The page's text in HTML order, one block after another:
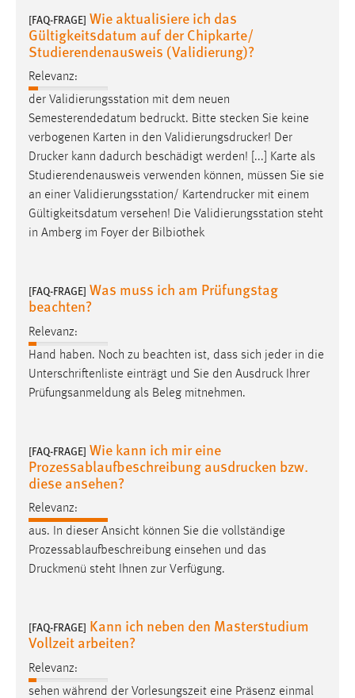
[FAQ-FRAGE] Wie aktualisiere ich das
Gültigkeitsdatum auf der Chipkarte/
Studierendenausweis (Validierung)?
Relevanz:
der Validierungsstation mit dem neuen
Semesterendedatum bedruckt. Bitte stecken Sie keine
verbogenen Karten in den Validierungsdrucker! Der
Drucker kann dadurch beschädigt werden! [...] Karte als
Studierendenausweis verwenden können, müssen Sie sie
an einer Validierungsstation/ Kartendrucker mit einem
Gültigkeitsdatum versehen! Die Validierungsstation steht
in Amberg im Foyer der Bilbiothek
[FAQ-FRAGE] Was muss ich am Prüfungstag
beachten?
Relevanz:
Hand haben. Noch zu beachten ist, dass sich jeder in die
Unterschriftenliste einträgt und Sie den Ausdruck Ihrer
Prüfungsanmeldung als Beleg mitnehmen.
[FAQ-FRAGE] Wie kann ich mir eine
Prozessablaufbeschreibung ausdrucken bzw.
diese ansehen?
Relevanz:
aus. In dieser Ansicht können Sie die vollständige
Prozessablaufbeschreibung einsehen und das
Druckmenü steht Ihnen zur Verfügung.
[FAQ-FRAGE] Kann ich neben den Masterstudium
Vollzeit arbeiten?
Relevanz:
sehen während der Vorlesungszeit eine Präsenz einmal
Zweck:
Dieser Cookie ist notwendig um sich an der Website
einloggen zu können.
Cookie Laufzeit:
24 Stunden
STATISTIK
Statistik Cookies erfassen Informationen anonym.
Diese Informationen helfen uns zu verstehen, wie
unsere Besucher unsere Website nutzen.
Name:
_pk_ref, _pk_cvar, _pk_id, _pk_ses
Zweck:
Zugriffsstatistik
Cookie Laufzeit:
Max. 13 Monate
MARKETING
Marketing Cookies werden von Drittanbietern
verwendet, um personalisierte Werbung anzuzeigen.
Sie tun dies, indem sie Besucher über Websites
hinweg verfolgen.
_gcl_au
Anbieter:
Google Ireland Limited